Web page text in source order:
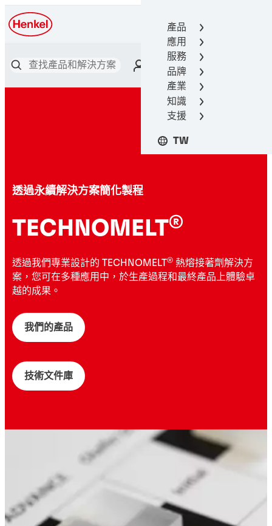
產品
應用
服務
品牌
產業
知識
支援
TW
漢高接著技術
透過永續解決方案簡化製程
TECHNOMELT®
透過我們專業設計的 TECHNOMELT® 熱熔接著劑解決方
案，您可在多種應用中，於生產過程和最終產品上體驗卓
越的成果。
技術文件庫
我們的產品